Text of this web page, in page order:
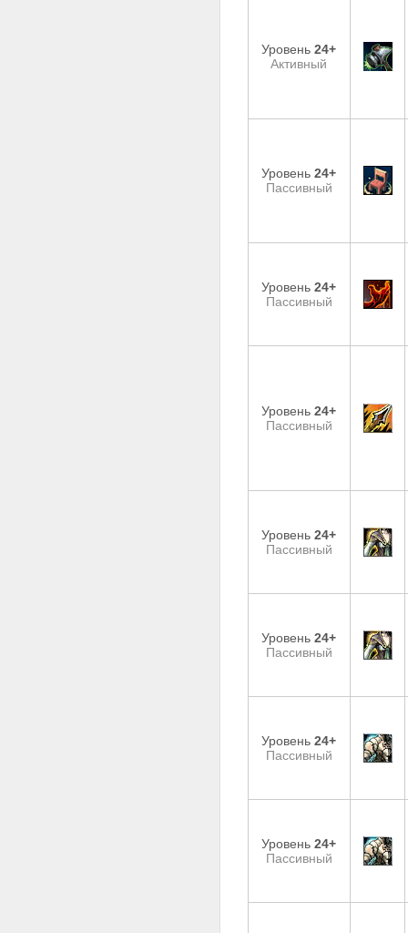
Уровень24+
Активный
Уровень24+
Пассивный
Уровень24+
Пассивный
Уровень24+
Пассивный
Уровень24+
Пассивный
Уровень24+
Пассивный
Уровень24+
Пассивный
Уровень24+
Пассивный